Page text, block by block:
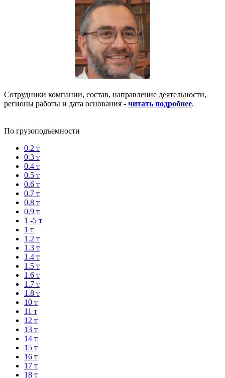
Сотрудники компании, состав, направление деятельности,
регионы работы и дата основания - читать подробнее.
По грузоподъемности
0.2 т
0.3 т
0.4 т
0.5 т
0.6 т
0.7 т
0.8 т
0.9 т
1 -5 т
1 т
1.2 т
1.3 т
1.4 т
1.5 т
1.6 т
1.7 т
1.8 т
10 т
11 т
12 т
13 т
14 т
15 т
16 т
17 т
18 т